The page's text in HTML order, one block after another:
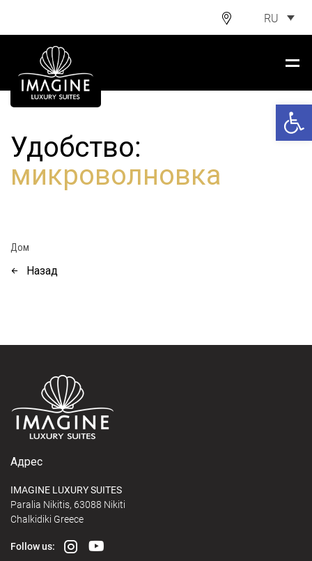
RU
Удобство:
микроволновка
Дом
Назад
Адрес
IMAGINE LUXURY SUITES
Paralia Nikitis, 63088 Nikiti
Chalkidiki Greece
Follow us: